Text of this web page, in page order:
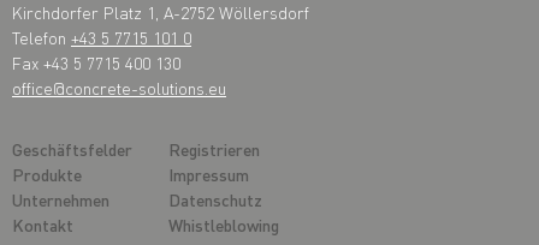
Kirchdorfer Platz 1, A-2752 Wöllersdorf
Telefon +43 5 7715 101 0
Fax +43 5 7715 400 130
office@concrete-solutions.eu
Geschäftsfelder
Produkte
Unternehmen
Kontakt
Registrieren
Impressum
Datenschutz
Whistleblowing